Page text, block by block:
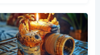
升至85%以上，而巨量转移设备
的单小时产能突破200万颗，这
直接推动Micro LED显示模组的
综合成本下降超过40%。三星、
LG以及国内京东方、利亚德等